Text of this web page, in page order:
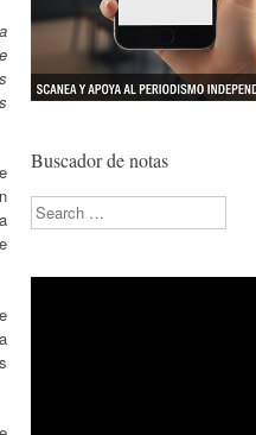
Buscador de notas
Search